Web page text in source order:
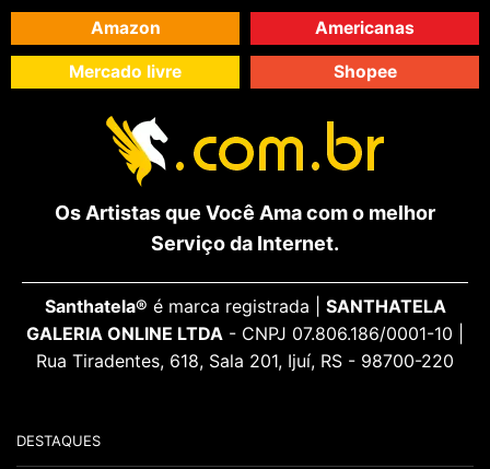
Amazon
Americanas
Mercado livre Shopee
Os Artistas que Você Ama com o melhor
Serviço da Internet.
Santhatela® é marca registrada | SANTHATELA
GALERIA ONLINE LTDA - CNPJ 07.806.186/0001-10 |
Rua Tiradentes, 618, Sala 201, Ijuí, RS - 98700-220
DESTAQUES